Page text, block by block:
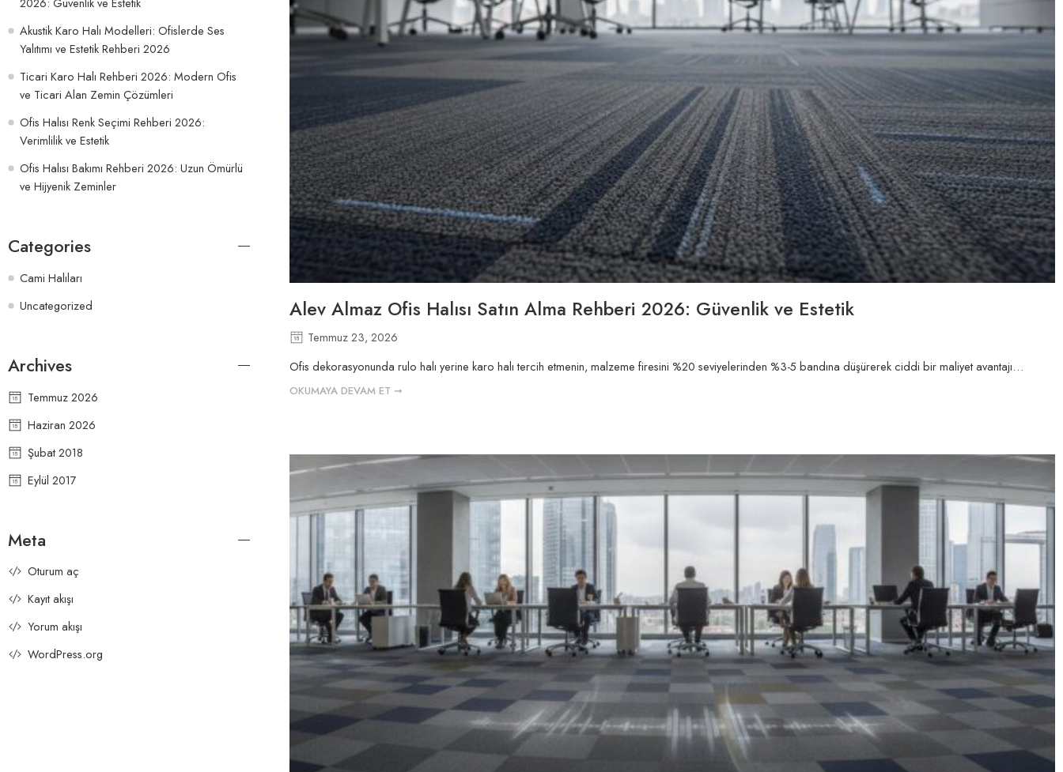
Alev Almaz Ofis Halısı Satın Alma Rehberi 2026: Güvenlik ve Estetik
Temmuz 23, 2026
Ofis dekorasyonunda rulo halı yerine karo halı tercih etmenin, malzeme firesini %20 seviyelerinden %3-5 bandına düşürerek ciddi bir maliyet avantajı…
OKUMAYA DEVAM ET ➞
Akustik Karo Halı Modelleri: Ofislerde Ses
Yalıtımı ve Estetik Rehberi 2026
Ticari Karo Halı Rehberi 2026: Modern Ofis
ve Ticari Alan Zemin Çözümleri
Ofis Halısı Renk Seçimi Rehberi 2026:
Verimlilik ve Estetik
Ofis Halısı Bakımı Rehberi 2026: Uzun Ömürlü
ve Hijyenik Zeminler
Categories
Cami Halıları
Uncategorized
Archives
Temmuz 2026
Haziran 2026
Şubat 2018
Eylül 2017
Meta
Oturum aç
Kayıt akışı
Yorum akışı
WordPress.org